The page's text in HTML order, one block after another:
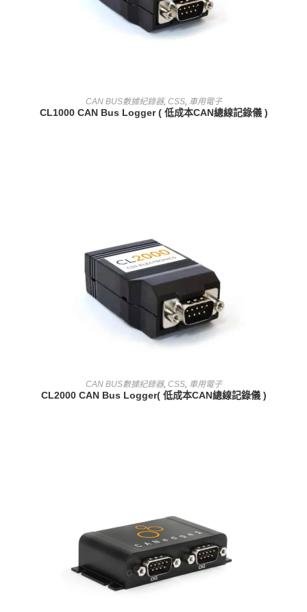
查看內容
CAN BUS數據紀錄器, CSS, 車用電子
CL1000 CAN Bus Logger ( 低成本CAN總線記錄儀 )
查看內容
CAN BUS數據紀錄器, CSS, 車用電子
CL2000 CAN Bus Logger( 低成本CAN總線記錄儀 )